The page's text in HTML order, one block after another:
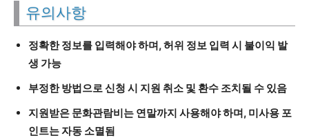
유의사항
정확한 정보를 입력해야 하며, 허위 정보 입력 시 불이익 발
생 가능
부정한 방법으로 신청 시 지원 취소 및 환수 조치될 수 있음
지원받은 문화관람비는 연말까지 사용해야 하며, 미사용 포
인트는 자동 소멸됨